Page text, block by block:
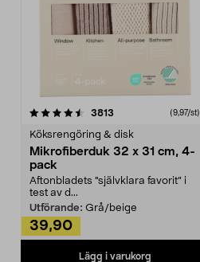
3813 (9,97/st)
Köksrengöring & disk
Mikrofiberduk 32 x 31 cm, 4-
pack
Aftonbladets "självklara favorit” i
test av d...
Utförande: Grå/beige
39,90
Lägg i varukorg
4.0av 5 stjärnor